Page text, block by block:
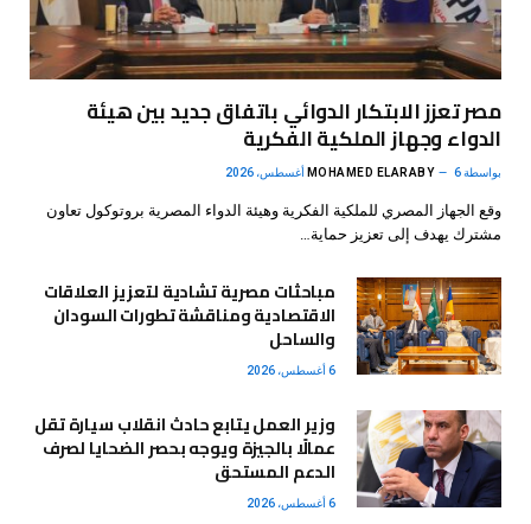
مصر تعزز الابتكار الدوائي باتفاق جديد بين هيئة
الدواء وجهاز الملكية الفكرية
بواسطة MOHAMED ELARABY 6 أغسطس، 2026
وقع الجهاز المصري للملكية الفكرية وهيئة الدواء المصرية بروتوكول تعاون
مشترك يهدف إلى تعزيز حماية…
مباحثات مصرية تشادية لتعزيز العلاقات
الاقتصادية ومناقشة تطورات السودان
والساحل
6 أغسطس، 2026
وزير العمل يتابع حادث انقلاب سيارة تقل
عمالًا بالجيزة ويوجه بحصر الضحايا لصرف
الدعم المستحق
6 أغسطس، 2026